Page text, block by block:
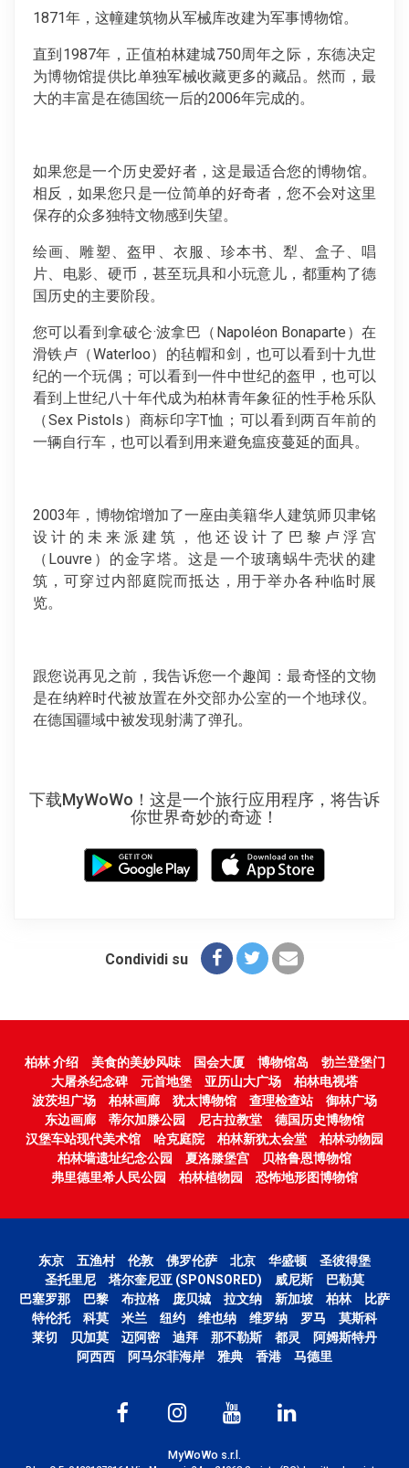
1871年，这幢建筑物从军械库改建为军事博物馆。
直到1987年，正值柏林建城750周年之际，东德决定
为博物馆提供比单独军械收藏更多的藏品。然而，最
大的丰富是在德国统一后的2006年完成的。
如果您是一个历史爱好者，这是最适合您的博物馆。
相反，如果您只是一位简单的好奇者，您不会对这里
保存的众多独特文物感到失望。
绘画、雕塑、盔甲、衣服、珍本书、犁、盒子、唱
片、电影、硬币，甚至玩具和小玩意儿，都重构了德
国历史的主要阶段。
您可以看到拿破仑·波拿巴（Napoléon Bonaparte）在
滑铁卢（Waterloo）的毡帽和剑，也可以看到十九世
纪的一个玩偶；可以看到一件中世纪的盔甲，也可以
看到上世纪八十年代成为柏林青年象征的性手枪乐队
（Sex Pistols）商标印字T恤；可以看到两百年前的
一辆自行车，也可以看到用来避免瘟疫蔓延的面具。
2003年，博物馆增加了一座由美籍华人建筑师贝聿铭
设计的未来派建筑，他还设计了巴黎卢浮宫
（Louvre）的金字塔。这是一个玻璃蜗牛壳状的建
筑，可穿过内部庭院而抵达，用于举办各种临时展
览。
跟您说再见之前，我告诉您一个趣闻：最奇怪的文物
是在纳粹时代被放置在外交部办公室的一个地球仪。
在德国疆域中被发现射满了弹孔。
下载MyWoWo！这是一个旅行应用程序，将告诉
你世界奇妙的奇迹！
Condividi su
柏林 介绍 美食的美妙风味 国会大厦 博物馆岛
勃兰登堡门
大屠杀纪念碑
元首地堡 亚历山大广场
柏林电视塔
波茨坦广场
柏林画廊 犹太博物馆 查理检查站
御林广场
东边画廊
蒂尔加滕公园 尼古拉教堂
德国历史博物馆
汉堡车站现代美术馆
哈克庭院 柏林新犹太会堂
柏林动物园
柏林墙遗址纪念公园
夏洛滕堡宫
贝格鲁恩博物馆
弗里德里希人民公园
柏林植物园 恐怖地形图博物馆
东京 五渔村 伦敦 佛罗伦萨 北京 华盛顿
圣彼得堡
圣托里尼
塔尔奎尼亚 (SPONSORED) 威尼斯
巴勒莫
巴塞罗那
巴黎 布拉格 庞贝城 拉文纳 新加坡 柏林
比萨
特伦托
科莫 米兰 纽约 维也纳 维罗纳 罗马
莫斯科
莱切
贝加莫 迈阿密 迪拜 那不勒斯 都灵
阿姆斯特丹
阿西西
阿马尔菲海岸 雅典 香港 马德里
MyWoWo s.r.l.